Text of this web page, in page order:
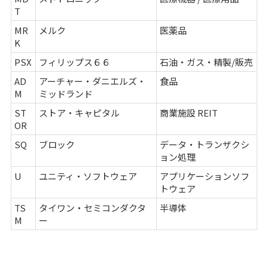
T
MR
K
メルク 医薬品
PSX フィリップス６６
石油・ガス・精製/販売
AD
M
アーチャー・ダニエルズ・
ミッドランド
食品
ST
OR
ストア・キャピタル 商業施設 REIT
SQ ブロック
データ・トランザクシ
ョン処理
U
ユニティ・ソフトウェア
アプリケーションソフ
トウェア
TS
M
タイワン・セミコンダクタ
ー
半導体